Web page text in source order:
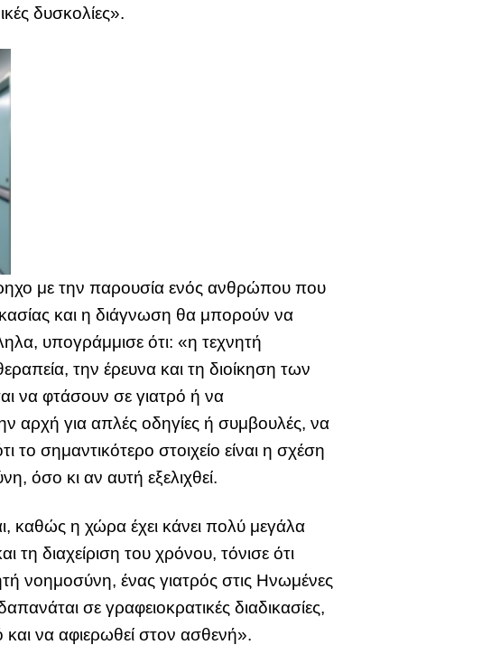
δυσκολίες».
με την παρουσία ενός ανθρώπου που
και η διάγνωση θα μπορούν να
υπογράμμισε ότι: «η τεχνητή
την έρευνα και τη διοίκηση των
να φτάσουν σε γιατρό ή να
αρχή για απλές οδηγίες ή συμβουλές, να
το σημαντικότερο στοιχείο είναι η σχέση
όσο κι αν αυτή εξελιχθεί.
καθώς η χώρα έχει κάνει πολύ μεγάλα
τη διαχείριση του χρόνου, τόνισε ότι
νοημοσύνη, ένας γιατρός στις Ηνωμένες
σε γραφειοκρατικές διαδικασίες,
να αφιερωθεί στον ασθενή».